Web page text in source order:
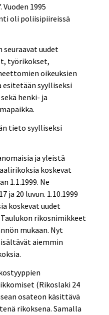
1995
oli poliisipiireissä
uudet
työrikokset,
oikeuksien
esitetään syylliseksi
henki- ja
tieto syylliseksi
ja yleistä
koskevat
1.1.1999. Ne
ja 20 luvun. 1.10.1999
koskevat uudet
rikosnimikkeet
mukaan. Nyt
aiemmin
(Rikoslaki 24
osateon käsittävä
rikoksena. Samalla